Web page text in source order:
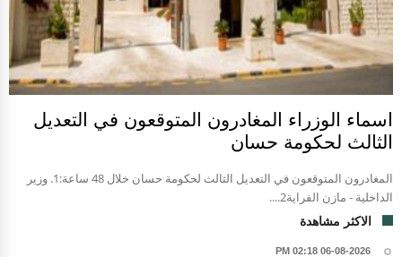
اسماء الوزراء المغادرون المتوقعون في التعديل
الثالث لحكومة حسان
المغادرون المتوقعون في التعديل الثالث لحكومة حسان خلال 48 ساعة:1. وزير
الداخلية - مازن الفراية2....
الاكثر مشاهدة
06-08-2026 02:18 PM